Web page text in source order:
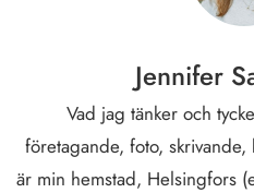
Jennifer
Vad jag tänker och
företagande, foto,
är min hemstad, Helsingfors